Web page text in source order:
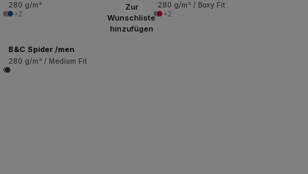
280 g/m²
+2
280 g/m² / Boxy Fit
+2
Zur
Wunschliste
hinzufügen
B&C Spider /men
280 g/m² / Medium Fit